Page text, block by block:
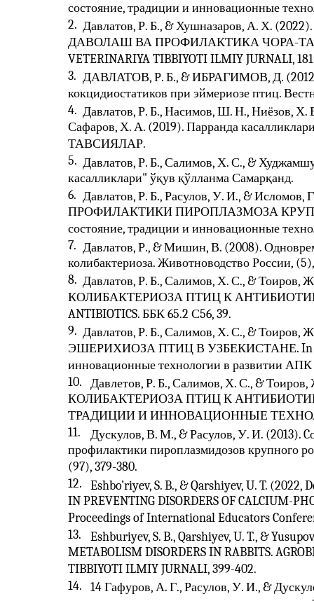
состояние, традиции и инновационные
2. Давлатов, Р. Б., & Хушназаров, А. Х.
ДАВОЛАШ ВА ПРОФИЛАКТИКА ЧОРА-
VETERINARIYA TIBBIYOTI ILMIY JURNALI,
3. ДАВЛАТОВ, Р. Б., & ИБРАГИМОВ, Д. (2012).
кокцидиостатиков при эймериозе птиц.
4. Давлатов, Р. Б., Насимов, Ш. Н., Ниёзов,
Сафаров, Х. А. (2019). Парранда
ТАВСИЯЛАР.
5. Давлатов, Р. Б., Салимов, Х. С., &
касалликлари" ўқув қўлланма Самарқанд.
6. Давлатов, Р. Б., Расулов, У. И., &
ПРОФИЛАКТИКИ ПИРОПЛАЗМОЗА
состояние, традиции и инновационные
7. Давлатов, Р., & Мишин, В. (2008).
колибактериоза. Животноводство России, (5),
8. Давлатов, Р. Б., Салимов, Х. С., &
КОЛИБАКТЕРИОЗА ПТИЦ К АНТИБИОТИКАМ
ANTIBIOTICS. ББК 65.2 С56, 39.
9. Давлатов, Р. Б., Салимов, Х. С., &
ЭШЕРИХИОЗА ПТИЦ В УЗБЕКИСТАНЕ. In
инновационные технологии в развитии АПК
10.
Давлетов, Р. Б., Салимов, Х. С., &
КОЛИБАКТЕРИОЗА ПТИЦ К
ТРАДИЦИИ И ИННОВАЦИОННЫЕ
11.
Дускулов, В. М., & Расулов, У. И. (2013).
профилактики пироплазмидозов крупного
(97), 379-380.
12.
Eshbo’riyev, S. B., & Qarshiyev, U. T. (2022,
IN PREVENTING DISORDERS OF CALCIUM-
Proceedings of International Educators
13.
Eshburiyev, S. B., Qarshiyev, U. T., &
METABOLISM DISORDERS IN RABBITS.
TIBBIYOTI ILMIY JURNALI, 399-402.
14.
14 Гафуров, А. Г., Расулов, У. И., &